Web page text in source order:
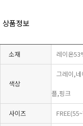
상품정보
소재 레이온
색상
그레이,
플,핑크
사이즈